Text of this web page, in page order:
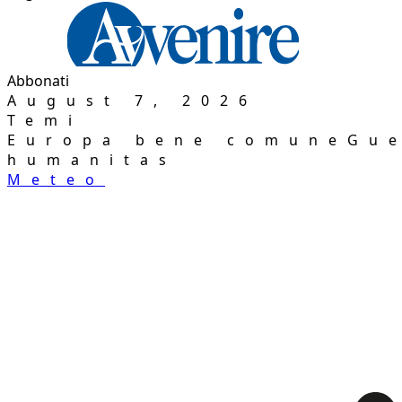
Abbonati
August 7, 2026
Temi
Europa bene comune
humanitas
Meteo